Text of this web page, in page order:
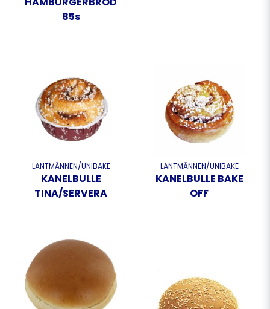
85s
LANTMÄNNEN/UNIBAKE
KANELBULLE
TINA/SERVERA
LANTMÄNNEN/UNIBAKE
KANELBULLE BAKE
OFF